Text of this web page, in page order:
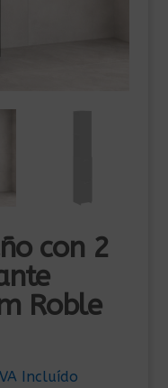
con 2
Roble
Incluído